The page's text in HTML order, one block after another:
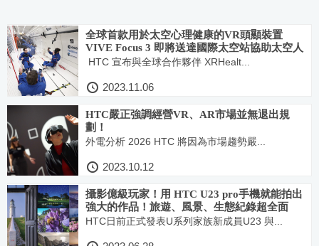
全球首款用於太空心理健康的VR頭顯裝置
VIVE Focus 3 即將送達國際太空站協助太空人
HTC 宣布與全球合作夥伴 XRHealt...
2023.11.06
HTC嚴正強調經營VR、AR市場並無退出規
劃！
外電分析 2026 HTC 將因為市場趨勢嚴...
2023.10.12
攝影億級玩家！用 HTC U23 pro手機就能拍出
強大的作品！旅遊、風景、生態紀錄超全面
HTC日前正式發表U系列家族新成員U23 與...